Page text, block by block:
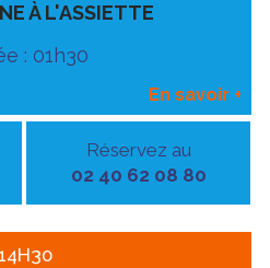
À L'ASSIETTE
: 01h30
En savoir +
Réservez au
02 40 62 08 80